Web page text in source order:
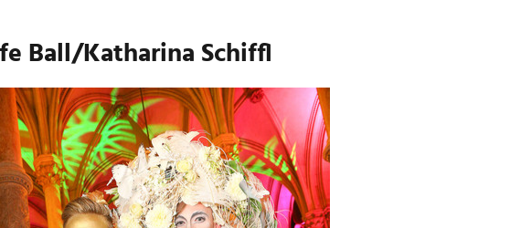
Ball/Katharina Schiffl